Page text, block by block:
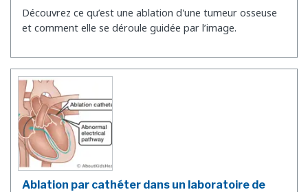
Découvrez ce qu’est une ablation d'une tumeur osseuse
et comment elle se déroule guidée par l’image.
Ablation par cathéter dans un laboratoire de